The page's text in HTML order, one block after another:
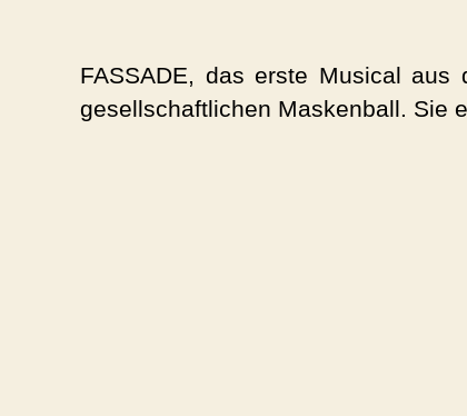
FASSADE, das erste Musical
gesellschaftlichen Maskenball. Sie